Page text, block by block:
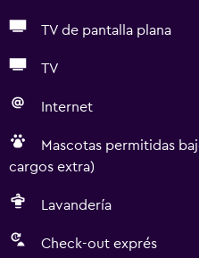
TV de pantalla plana
TV
Internet
Mascotas permitidas
cargos extra)
Lavandería
Check-out exprés